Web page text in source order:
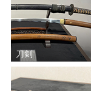
刀剣